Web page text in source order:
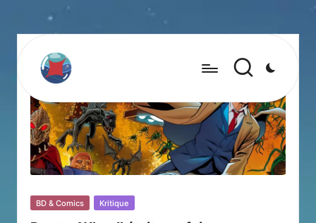
Posted
BD & Comics Kritique